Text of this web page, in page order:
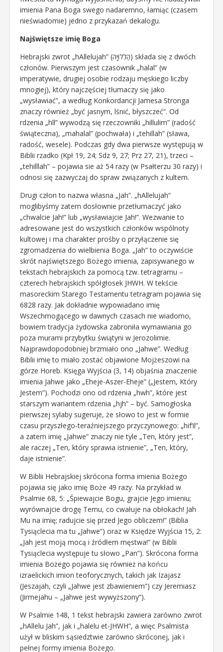
imienia Pana Boga swego nadaremno, łamiąc (czasem
nieświadomie) jedno z przykazań dekalogu.
Najświętsze imię Boga
Hebrajski zwrot „hAllelujah” (הַלְלוּיָה) składa się z dwóch
członów. Pierwszym jest czasownik „halal” (w
imperatywie, drugiej osobie rodzaju męskiego liczby
mnogiej), który najczęściej tłumaczy się jako
„wysławiać”, a według Konkordancji Jamesa Stronga
znaczy również „być jasnym, lśnić, błyszczeć”. Od
rdzenia „hll” wywodzą się rzeczowniki „hillulim” (radość
świąteczna), „mahalal” (pochwała) i „tehillah” (sława,
radość, wesele). Podczas gdy dwa pierwsze występują w
Biblii rzadko (Kpł 19, 24; Sdz 9, 27; Prz 27, 21), trzeci –
„tehilllah” – pojawia sie aż 54 razy (w Psałterzu 30 razy) i
odnosi się zazwyczaj do spraw związanych z kultem.
Drugi człon to nazwa własna „Jah”. „hAllelujah”
moglibyśmy zatem dosłownie przetłumaczyć jako
„chwalcie Jah!” lub „wysławiajcie Jah!”. Wezwanie to
adresowane jest do wszystkich członków wspólnoty
kultowej i ma charakter prośby o przyłączenie się
zgromadzenia do wielbienia Boga. „Jah” to oczywiście
skrót najświętszego Bożego imienia, zapisywanego w
tekstach hebrajskich za pomocą tzw. tetragramu –
czterech hebrajskich spółgłosek JHWH. W tekście
masoreckim Starego Testamentu tetragram pojawia się
6828 razy. Jak dokładnie wypowiadano imię
Wszechmogącego w dawnych czasach nie wiadomo,
bowiem tradycja żydowska zabroniła wymawiania go
poza murami przybytku świątyni w Jerozolimie.
Najprawdopodobniej brzmiało ono „Jahwe”. Według
Biblii imię to miało zostać objawione Mojżeszowi na
górze Horeb. Księga Wyjścia (3, 14) objaśnia znaczenie
imienia Jahwe jako „Eheje-Aszer-Eheje” („Jestem, Który
Jestem”). Pochodzi ono od rdzenia „hwh”, które jest
starszym wariantem rdzenia „hjh” – być. Samogłoska
pierwszej sylaby sugeruje, że słowo to jest w formie
czasu przyszłego-teraźniejszego przyczynowego: „hif‘il”,
a zatem imię „Jahwe” znaczy nie tyle „Ten, który jest”,
ale raczej „Ten, który sprawia istnienie”, „Ten, który,
daje istnienie”.
W Biblii Hebrajskiej skrócona forma imienia Bożego
pojawia się jako imię Boże 49 razy. Na przykład w
Psalmie 68, 5: „Śpiewajcie Bogu, grajcie Jego imieniu;
wyrównajcie drogę Temu, co cwałuje na obłokach! Jah
Mu na imię; radujcie się przed Jego obliczem!” (Biblia
Tysiąclecia ma tu „Jahwe”) oraz w Księdze Wyjścia 15, 2:
„Jah jest moją mocą i źródłem męstwa!” (w Biblii
Tysiąclecia występuje tu słowo „Pan”). Skrócona forma
imienia Bożego pojawia się również na końcu
izraelickich imion teoforycznych, takich jak Izajasz
(Jeszajah, czyli „Jahwe jest zbawieniem”) czy Jeremiasz
(Jirmejahu – „Jahwe jest wywyższony”).
W Psalmie 148, 1 tekst hebrajski zawiera zarówno zwrot
„hAllelu Jah”, jak i „halelu et-JHWH”, a więc Psalmista
użył w bliskim sąsiedztwie zarówno skróconej, jak i
pełnej formy imienia Bożego.